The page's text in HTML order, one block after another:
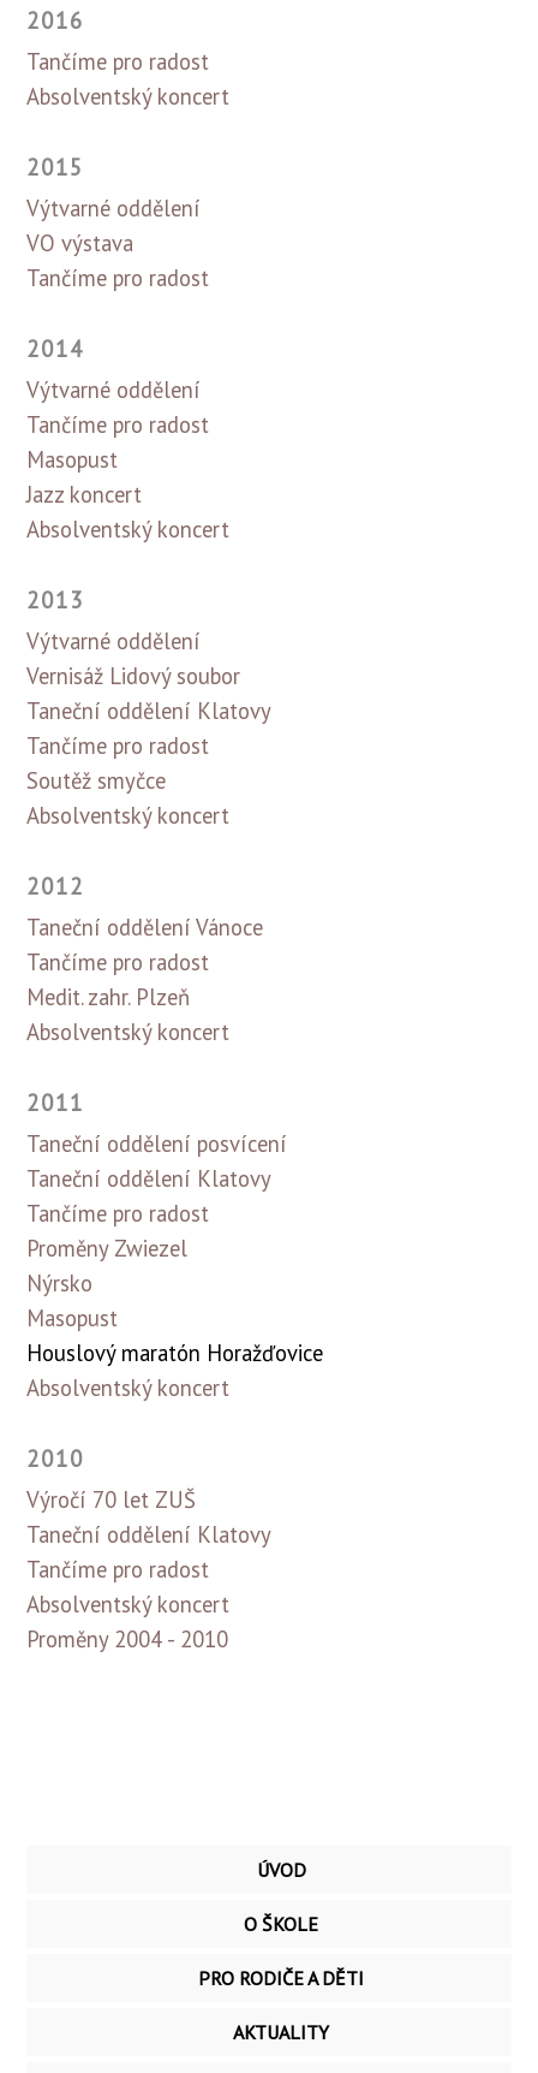
2016
Tančíme pro radost
Absolventský koncert
2015
Výtvarné oddělení
VO výstava
Tančíme pro radost
2014
Výtvarné oddělení
Tančíme pro radost
Masopust
Jazz koncert
Absolventský koncert
2013
Výtvarné oddělení
Vernisáž Lidový soubor
Taneční oddělení Klatovy
Tančíme pro radost
Soutěž smyčce
Absolventský koncert
2012
Taneční oddělení Vánoce
Tančíme pro radost
Medit. zahr. Plzeň
Absolventský koncert
2011
Taneční oddělení posvícení
Taneční oddělení Klatovy
Tančíme pro radost
Proměny Zwiezel
Nýrsko
Masopust
Houslový maratón Horažďovice
Absolventský koncert
2010
Výročí 70 let ZUŠ
Taneční oddělení Klatovy
Tančíme pro radost
Absolventský koncert
Proměny 2004 - 2010
ÚVOD
O ŠKOLE
PRO RODIČE A DĚTI
AKTUALITY